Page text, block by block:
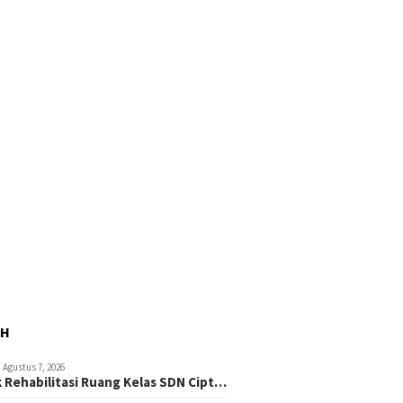
Agustus 7, 2026
Rehabilitasi Ruang Kelas SDN Cipt…